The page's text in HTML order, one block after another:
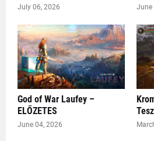
July 06, 2026 June
God of War Laufey –
ELŐZETES
June 04, 2026